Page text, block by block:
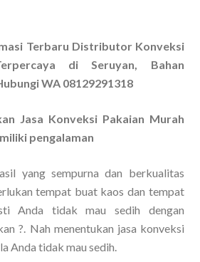
Terbaru Distributor Konveksi
di Seruyan, Bahan
WA 08129291318
Jasa Konveksi Pakaian Murah
pengalaman
yang sempurna dan berkualitas
tempat buat kaos dan tempat
Anda tidak mau sedih dengan
?. Nah menentukan jasa konveksi
Anda tidak mau sedih.